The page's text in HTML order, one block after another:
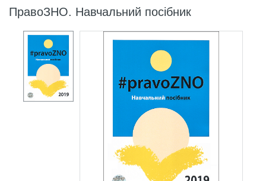
ПравоЗНО. Навчальний посібник